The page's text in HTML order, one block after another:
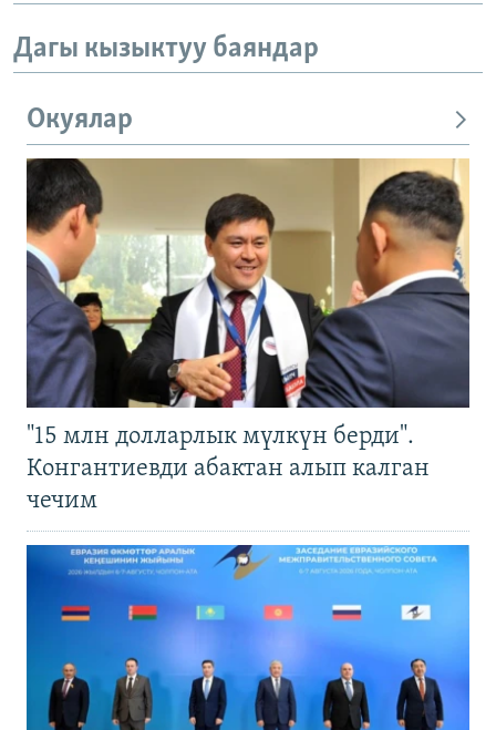
Дагы кызыктуу баяндар
Окуялар
"15 млн долларлык мүлкүн берди".
Конгантиевди абактан алып калган
чечим